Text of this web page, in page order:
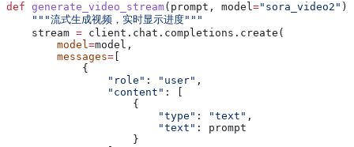
def generate_video_stream( prompt , model="sora_video2" ):
    """流式生成视频，实时显示进度"""
    stream
= client.chat.completions.create(
        model
=model,
        messages
=
            {
                "role"
: "user" ,
                "content"
: [
                    {
                        "type"
: "text" ,
                        "text"
: prompt
                    }